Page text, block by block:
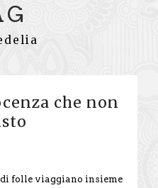
che non
folle viaggiano insieme